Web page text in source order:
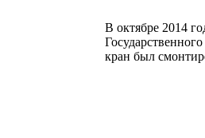
В октябре 2014
кран был